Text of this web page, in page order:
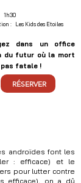
1h30
:
Les Kids des Etoiles
dans un office
du futur où la mort
pas fatale !
RÉSERVER
androïdes font les
: efficace) et le
pour lutter contre
efficace), on a dû